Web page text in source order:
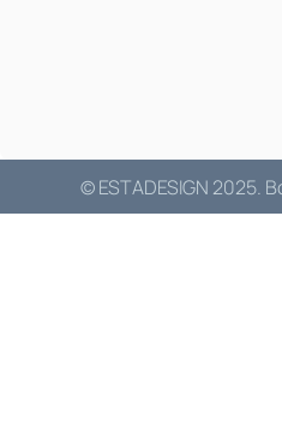
© ESTADESIGN 2025.